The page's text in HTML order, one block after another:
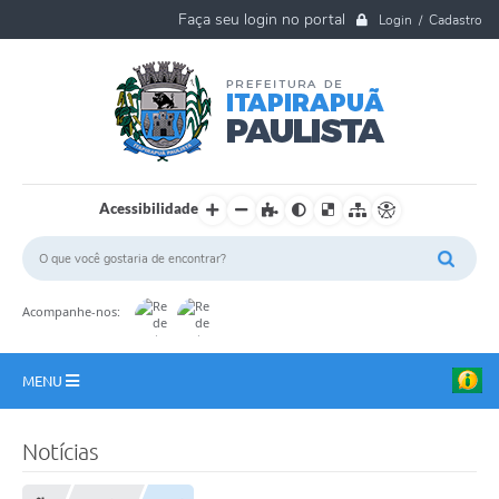
Login / Cadastro
Acessibilidade
Acompanhe-nos:
MENU
Notícias